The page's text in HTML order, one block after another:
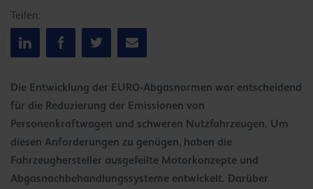
Teilen:
Die Entwicklung der EURO-Abgasnormen war entscheidend
für die Reduzierung der Emissionen von
Personenkraftwagen und schweren Nutzfahrzeugen. Um
diesen Anforderungen zu genügen, haben die
Fahrzeughersteller ausgefeilte Motorkonzepte und
Abgasnachbehandlungssysteme entwickelt. Darüber